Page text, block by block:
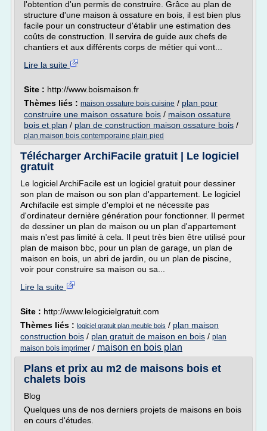
l'obtention d'un permis de construire. Grâce au plan de
structure d'une maison à ossature en bois, il est bien plus
facile pour un constructeur d'établir une estimation des
coûts de construction. Il servira de guide aux chefs de
chantiers et aux différents corps de métier qui vont...
Lire la suite
Site : http://www.boismaison.fr
Thèmes liés : maison ossature bois cuisine / plan pour
construire une maison ossature bois / maison ossature
bois et plan / plan de construction maison ossature bois /
plan maison bois contemporaine plain pied
Télécharger ArchiFacile gratuit | Le logiciel
gratuit
Le logiciel ArchiFacile est un logiciel gratuit pour dessiner
son plan de maison ou son plan d'appartement. Le logiciel
Archifacile est simple d'emploi et ne nécessite pas
d'ordinateur dernière génération pour fonctionner. Il permet
de dessiner un plan de maison ou un plan d'appartement
mais n'est pas limité à cela. Il peut très bien être utilisé pour
plan de maison bbc, pour un plan de garage, un plan de
maison en bois, un abri de jardin, ou un plan de piscine,
voir pour construire sa maison ou sa...
Lire la suite
Site : http://www.lelogicielgratuit.com
Thèmes liés : logiciel gratuit plan meuble bois / plan maison
construction bois / plan gratuit de maison en bois / plan
maison bois imprimer / maison en bois plan
Plans et prix au m2 de maisons bois et
chalets bois
Blog
Quelques uns de nos derniers projets de maisons en bois
en cours d'études.